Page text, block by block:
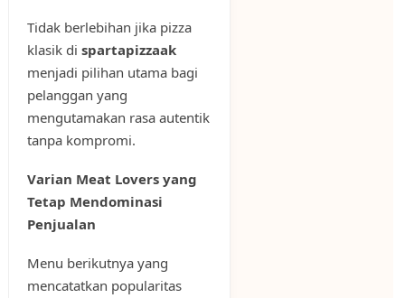
Tidak berlebihan jika pizza
klasik di spartapizzaak
menjadi pilihan utama bagi
pelanggan yang
mengutamakan rasa autentik
tanpa kompromi.
Varian Meat Lovers yang
Tetap Mendominasi
Penjualan
Menu berikutnya yang
mencatatkan popularitas